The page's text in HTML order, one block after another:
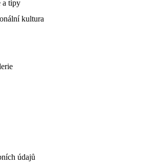
a tipy
kultura
údajů